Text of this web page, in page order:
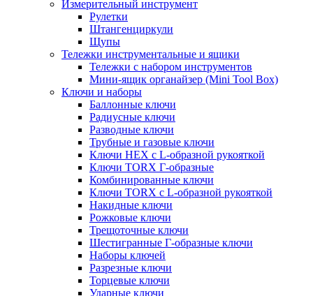
Измерительный инструмент
Рулетки
Штангенциркули
Щупы
Тележки инструментальные и ящики
Тележки с набором инструментов
Мини-ящик органайзер (Mini Tool Box)
Ключи и наборы
Баллонные ключи
Радиусные ключи
Разводные ключи
Трубные и газовые ключи
Ключи HEX с L-образной рукояткой
Ключи TORX Г-образные
Комбинированные ключи
Ключи TORX с L-образной рукояткой
Накидные ключи
Рожковые ключи
Трещоточные ключи
Шестигранные Г-образные ключи
Наборы ключей
Разрезные ключи
Торцевые ключи
Ударные ключи